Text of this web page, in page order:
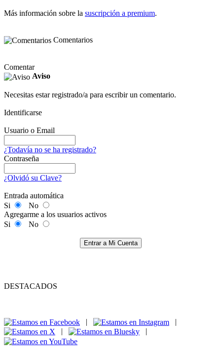
Más información sobre la suscripción a premium.
Comentarios
Comentar
Aviso
Necesitas estar registrado/a para escribir un comentario.
Identificarse
Usuario o Email
¿Todavía no se ha registrado?
Contraseña
¿Olvidó su Clave?
Entrada automática
Si
No
Agregarme a los usuarios activos
Si
No
Entrar a Mi Cuenta
DESTACADOS
|
|
|
|